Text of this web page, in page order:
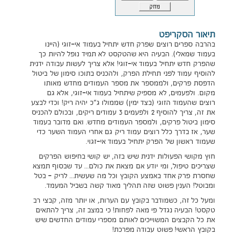
תיאור הסקריפט
בהרבה ספרים רוצים שפרק חדש יתחיל בעמוד אי-זוגי (היינו
בעמוד שמאלי). הבעיה היא שהטקסט לא תמיד נופל להיות כך
שהפרק חדש יתחיל בעמוד אי-זוגי! אלא צריך לעשות עבודה ידנית
להוסיף עמוד לפני תחילת הפרק, ולהכניס בתוכו סימון של ביטול
הדפסת פרקים, ולממספר את מספר העמודים מחדש מאותו
מקום. ולפעמים, לא מספיק שיתחיל בעמוד אי-זוגי, אלא גם
רוצים שהעמוד הזוגי (בצד ימין) שממולו ג"כ יהיה ריק! וכדי לבצע
את זה, צריך להוסיף 2 ולפעמים 3 עמודים ריקים, ובכולם להכניס
סימון ביטול פרקים, ולמספר העמודים מחדש. ואם מדובר בעמוד
שער, אז בדרך כלל רוצים עמוד ריק גם אחרי העמוד השער כדי
שעמוד ראשון של הפרק יתחיל בעמוד אי-זגוי.
חוץ מקושי הפעולות ידנית שיש בזה, יש קושי בחיפוש הפרקים
שצריכים טיפול, ומי יודע אם מצאת את כולם... עד שבסוף תמצא
שחסרת פרק אחד באמצע הקובץ וכל מה שעשית... לריק - בטל
ומבוטל! הענין פשוט שזה תהליך מאוד קשה בשביל המעמד.
ומעל כל זה, כשמודבר בקובץ עם הערות, או יותר מזה, קבצי רב
טקסט! הבעיה נגדל פי מאה לפחות! כי במצב זה, צריך להתאים
את כל הקבצים המשוייכים לאותם מספרי עמודים החדשים שיש
בקובץ הראשי! פשוט עבודה מפרכת!